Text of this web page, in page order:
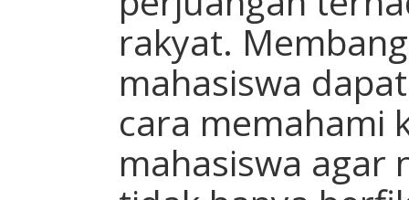
rakyat.
mahasiswa
cara memahami
mahasiswa agar